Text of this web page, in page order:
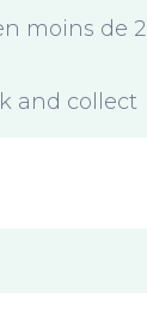
moins de
and collect